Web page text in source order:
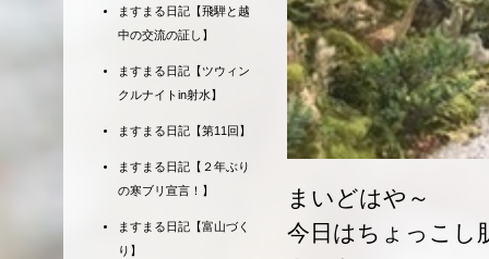
まいどはや～
今日はちょっこし
ますまる日記【飛騨と越
中の交流の証し】
ますまる日記【ツウィン
クルナイトin射水】
ますまる日記【第11回】
ますまる日記【２年ぶり
の寒ブリ宣言！】
ますまる日記【富山づく
り】